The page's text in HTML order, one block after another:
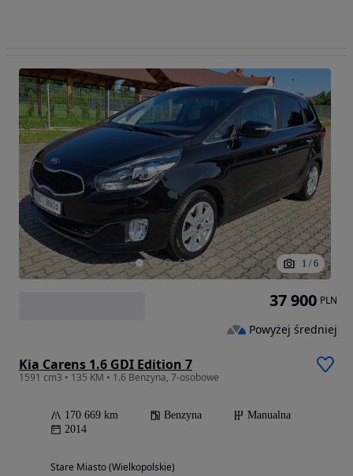
1 / 6
Kia Carens 1.6 GDI Edition 7
1591 cm3 • 135 KM • 1.6 Benzyna, 7-osobowe
170 669 km Benzyna
Manualna
2014
Stare Miasto (Wielkopolskie)
37 900 PLN
Powyżej średniej